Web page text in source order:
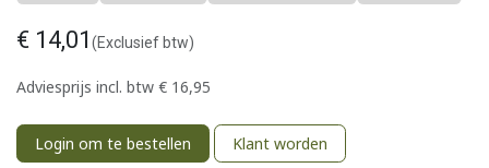
€ 14,01 (Exclusief btw)
Adviesprijs incl. btw € 16,95
Login om te bestellen Klant worden